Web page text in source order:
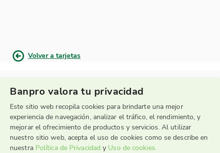
Volver a tarjetas
Banpro valora tu privacidad
Este sitio web recopila cookies para brindarte una mejor
experiencia de navegación, analizar el tráfico, el rendimiento, y
mejorar el ofrecimiento de productos y servicios. Al utilizar
nuestro sitio web, acepta el uso de cookies como se describe en
nuestra Política de Privacidad y Uso de cookies.
Sucursal Telefónica